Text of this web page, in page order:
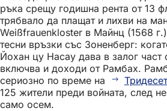
ръка срещу годишна рента от 13
трябвало да плащат и лихви на
Weißfrauenkloster в Майнц (1568
тесни връзки със Зоненберг:
Йохан цу Насау дава в залог част
включва и доходи от Рамбах.
сериозно по време на
125 жители преди войната, след
само осем.